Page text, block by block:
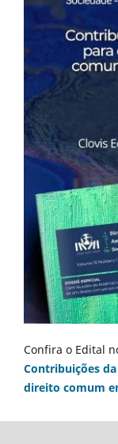
Confira o Edital
Contribuições
direito comum